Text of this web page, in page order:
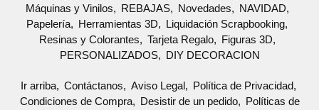
Máquinas y Vinilos
REBAJAS Novedades
NAVIDAD
Papelería
Herramientas 3D
Liquidación Scrapbooking
Resinas y Colorantes
Tarjeta Regalo
Figuras 3D
PERSONALIZADOS
DIY DECORACION
Ir arriba Contáctanos Aviso Legal
Política de Privacidad
Condiciones de Compra
Desistir de un pedido
Políticas de